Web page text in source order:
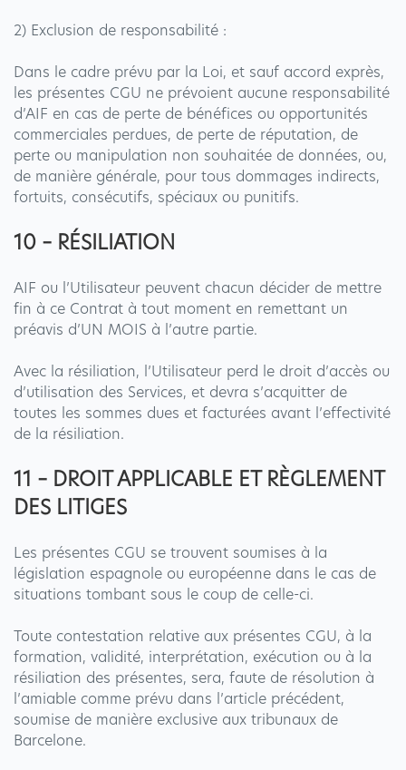
2) Exclusion de responsabilité :
Dans le cadre prévu par la Loi, et sauf accord exprès,
les présentes CGU ne prévoient aucune responsabilité
d’AIF en cas de perte de bénéfices ou opportunités
commerciales perdues, de perte de réputation, de
perte ou manipulation non souhaitée de données, ou,
de manière générale, pour tous dommages indirects,
fortuits, consécutifs, spéciaux ou punitifs.
10 – RÉSILIATION
AIF ou l’Utilisateur peuvent chacun décider de mettre
fin à ce Contrat à tout moment en remettant un
préavis d’UN MOIS à l’autre partie.
Avec la résiliation, l’Utilisateur perd le droit d’accès ou
d’utilisation des Services, et devra s’acquitter de
toutes les sommes dues et facturées avant l’effectivité
de la résiliation.
11 – DROIT APPLICABLE ET RÈGLEMENT
DES LITIGES
Les présentes CGU se trouvent soumises à la
législation espagnole ou européenne dans le cas de
situations tombant sous le coup de celle-ci.
Toute contestation relative aux présentes CGU, à la
formation, validité, interprétation, exécution ou à la
résiliation des présentes, sera, faute de résolution à
l’amiable comme prévu dans l’article précédent,
soumise de manière exclusive aux tribunaux de
Barcelone.